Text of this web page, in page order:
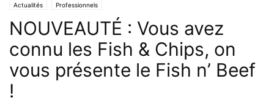
Actualités Professionnels
NOUVEAUTÉ : Vous avez
connu les Fish & Chips, on
vous présente le Fish n’ Beef
!